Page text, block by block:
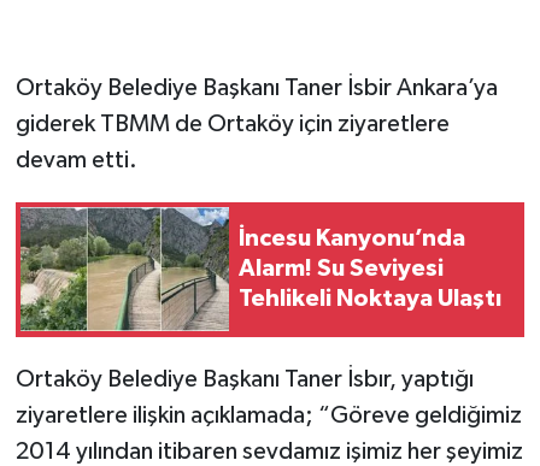
Ortaköy Belediye Başkanı Taner İsbir Ankara’ya
giderek TBMM de Ortaköy için ziyaretlere
devam etti.
İncesu Kanyonu’nda
Alarm! Su Seviyesi
Tehlikeli Noktaya Ulaştı
Ortaköy Belediye Başkanı Taner İsbır, yaptığı
ziyaretlere ilişkin açıklamada; “Göreve geldiğimiz
2014 yılından itibaren sevdamız işimiz her şeyimiz